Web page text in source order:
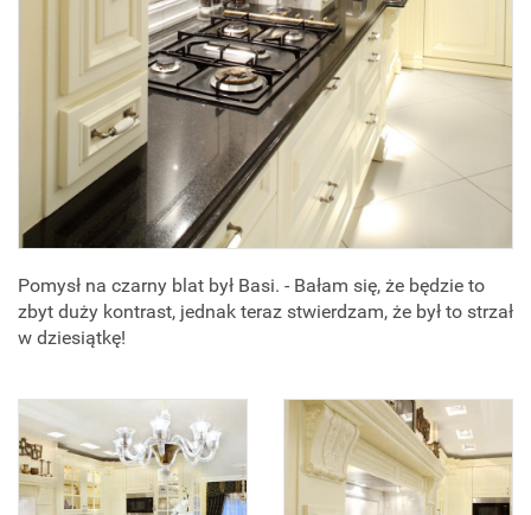
Pomysł na czarny blat był Basi. - Bałam się, że będzie to
zbyt duży kontrast, jednak teraz stwierdzam, że był to strzał
w dziesiątkę!